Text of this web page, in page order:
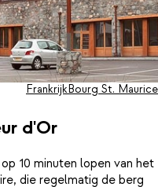
d'Or
FrankrijkBourg St. Maurice
10 minuten lopen van het
die regelmatig de berg